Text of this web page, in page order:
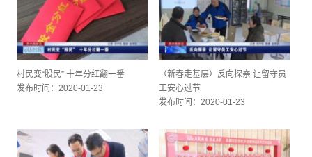
村民变“股民” 十年分红翻一番
发布时间：2020-01-23
（新春走基层）反向探亲 让留守员
工安心过节
发布时间：2020-01-23